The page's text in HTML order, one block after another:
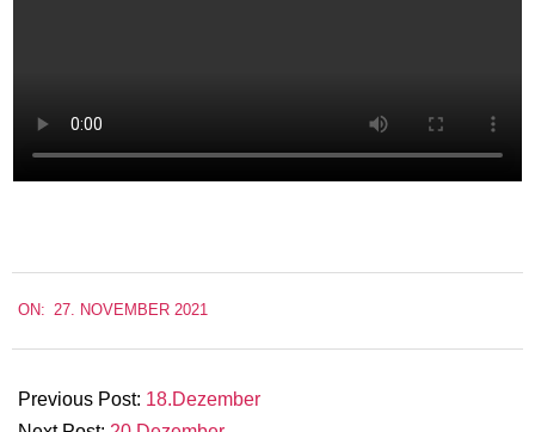
11-
27
ON: 27. NOVEMBER 2021
Previous Post: 18.Dezember